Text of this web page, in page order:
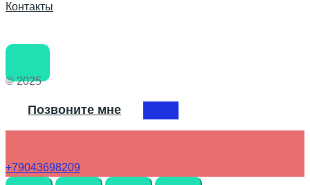
Контакты
© 2025
Позвоните мне
+79043698209